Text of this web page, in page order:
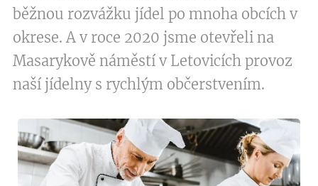
běžnou rozvážku jídel po mnoha obcích v
okrese. A v roce 2020 jsme otevřeli na
Masarykově náměstí v Letovicích provoz
naší jídelny s rychlým občerstvením.